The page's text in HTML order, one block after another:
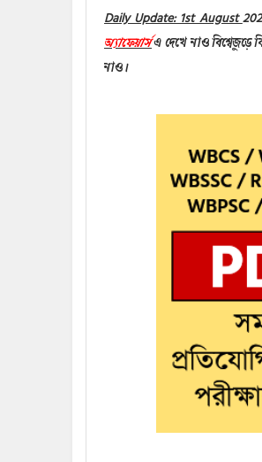
Daily Update: 1st August
অ্যাফেয়ার্সএদেখে নাও বিশ্বেজুড়ে
নাও।